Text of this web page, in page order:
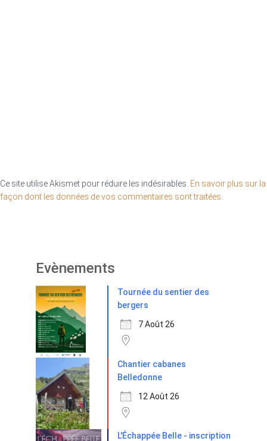
Ce site utilise Akismet pour réduire les indésirables. En savoir plus sur la
façon dont les données de vos commentaires sont traitées.
Evènements
Tournée du sentier des
bergers
7 Août 26
Chantier cabanes
Belledonne
12 Août 26
L'Échappée Belle - inscription